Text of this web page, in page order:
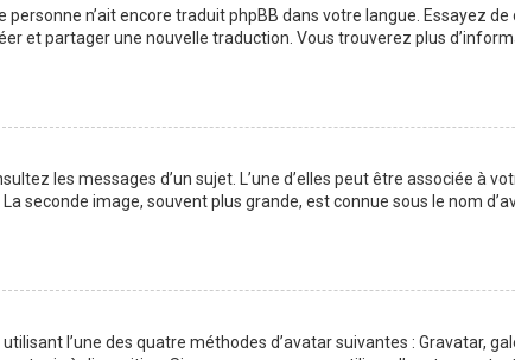
n’ait encore traduit phpBB dans votre langue. Essayez
et partager une nouvelle traduction. Vous trouverez plus
les messages d’un sujet. L’une d’elles peut être associée à
seconde image, souvent plus grande, est connue sous le nom
l’une des quatre méthodes d’avatar suivantes : Gravatar,